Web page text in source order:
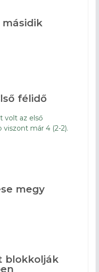
félidő
volt az első
viszont már 4 (2-2).
megy
blokkolják